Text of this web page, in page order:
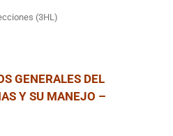
(3HL)
GENERALES DEL
Y SU MANEJO –